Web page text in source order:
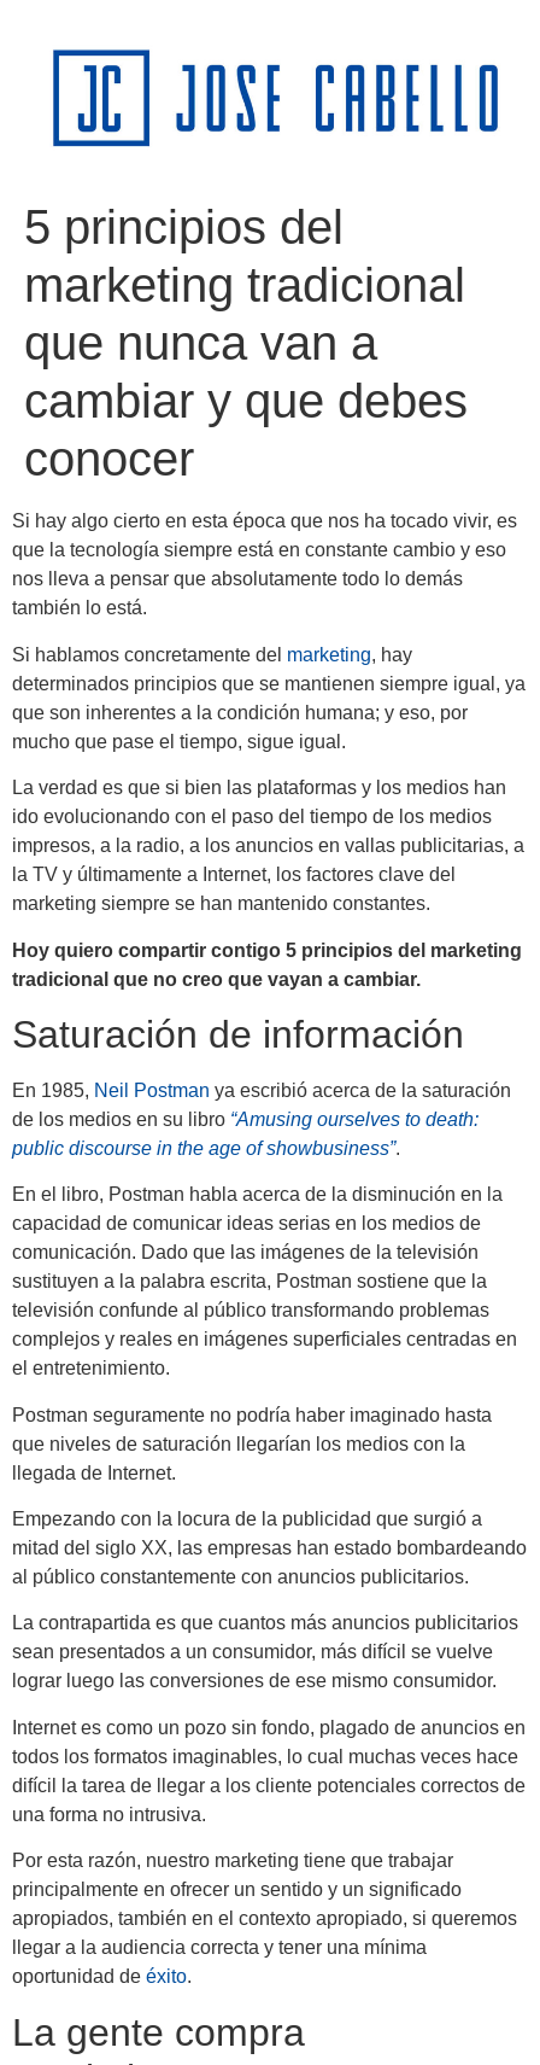
5 principios del
marketing tradicional
que nunca van a
cambiar y que debes
conocer
Si hay algo cierto en esta época que nos ha tocado vivir, es
que la tecnología siempre está en constante cambio y eso
nos lleva a pensar que absolutamente todo lo demás
también lo está.
Si hablamos concretamente del marketing, hay
determinados principios que se mantienen siempre igual, ya
que son inherentes a la condición humana; y eso, por
mucho que pase el tiempo, sigue igual.
La verdad es que si bien las plataformas y los medios han
ido evolucionando con el paso del tiempo de los medios
impresos, a la radio, a los anuncios en vallas publicitarias, a
la TV y últimamente a Internet, los factores clave del
marketing siempre se han mantenido constantes.
Hoy quiero compartir contigo 5 principios del marketing
tradicional que no creo que vayan a cambiar.
Saturación de información
En 1985, Neil Postman ya escribió acerca de la saturación
de los medios en su libro “Amusing ourselves to death:
public discourse in the age of showbusiness”.
En el libro, Postman habla acerca de la disminución en la
capacidad de comunicar ideas serias en los medios de
comunicación. Dado que las imágenes de la televisión
sustituyen a la palabra escrita, Postman sostiene que la
televisión confunde al público transformando problemas
complejos y reales en imágenes superficiales centradas en
el entretenimiento.
Postman seguramente no podría haber imaginado hasta
que niveles de saturación llegarían los medios con la
llegada de Internet.
Empezando con la locura de la publicidad que surgió a
mitad del siglo XX, las empresas han estado bombardeando
al público constantemente con anuncios publicitarios.
La contrapartida es que cuantos más anuncios publicitarios
sean presentados a un consumidor, más difícil se vuelve
lograr luego las conversiones de ese mismo consumidor.
Internet es como un pozo sin fondo, plagado de anuncios en
todos los formatos imaginables, lo cual muchas veces hace
difícil la tarea de llegar a los cliente potenciales correctos de
una forma no intrusiva.
Por esta razón, nuestro marketing tiene que trabajar
principalmente en ofrecer un sentido y un significado
apropiados, también en el contexto apropiado, si queremos
llegar a la audiencia correcta y tener una mínima
oportunidad de éxito.
La gente compra